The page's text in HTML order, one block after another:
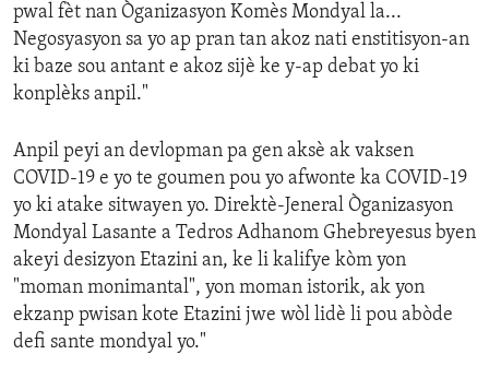
pwal fèt nan Òganizasyon Komès Mondyal la...
Negosyasyon sa yo ap pran tan akoz nati enstitisyon-an
ki baze sou antant e akoz sijè ke y-ap debat yo ki
konplèks anpil."
Anpil peyi an devlopman pa gen aksè ak vaksen
COVID-19 e yo te goumen pou yo afwonte ka COVID-19
yo ki atake sitwayen yo. Direktè-Jeneral Òganizasyon
Mondyal Lasante a Tedros Adhanom Ghebreyesus byen
akeyi desizyon Etazini an, ke li kalifye kòm yon
"moman monimantal", yon moman istorik, ak yon
ekzanp pwisan kote Etazini jwe wòl lidè li pou abòde
defi sante mondyal yo."